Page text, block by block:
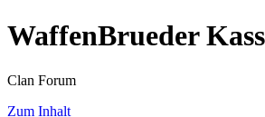
WaffenBrueder
Clan Forum
Zum Inhalt